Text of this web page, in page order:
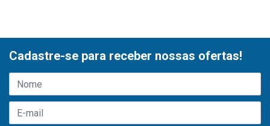
Cadastre-se para receber nossas ofertas!